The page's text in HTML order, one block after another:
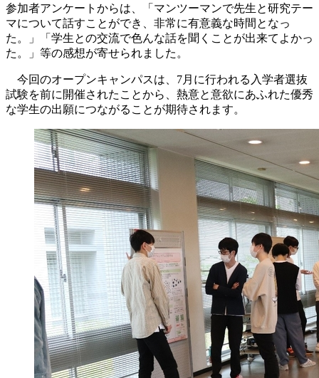
参加者アンケートからは、「マンツーマンで先生と研究テー
マについて話すことができ、非常に有意義な時間となっ
た。」「学生との交流で色んな話を聞くことが出来てよかっ
た。」等の感想が寄せられました。
今回のオープンキャンパスは、7月に行われる入学者選抜
試験を前に開催されたことから、熱意と意欲にあふれた優秀
な学生の出願につながることが期待されます。